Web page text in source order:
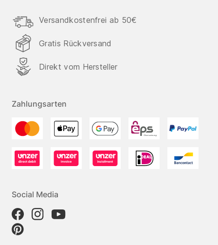
Versandkostenfrei ab 50€
Gratis Rückversand
Direkt vom Hersteller
Zahlungsarten
Social Media